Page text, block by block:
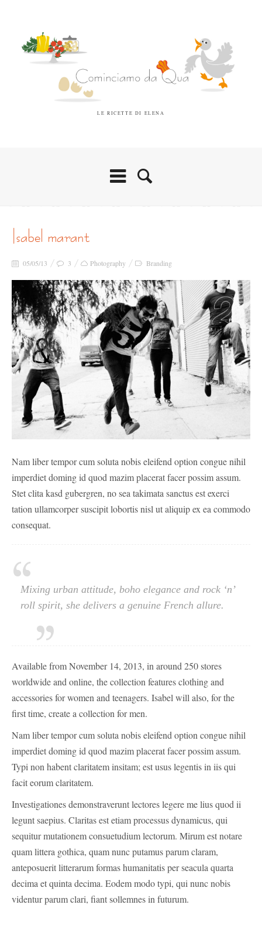
LE RICETTE DI ELENA
isabel marant
05/05/13 3 Photography Branding
Nam liber tempor cum soluta nobis eleifend option congue nihil
imperdiet doming id quod mazim placerat facer possim assum.
Stet clita kasd gubergren, no sea takimata sanctus est exerci
tation ullamcorper suscipit lobortis nisl ut aliquip ex ea commodo
consequat.
Mixing urban attitude, boho elegance and rock ‘n’
roll spirit, she delivers a genuine French allure.
Available from November 14, 2013, in around 250 stores
worldwide and online, the collection features clothing and
accessories for women and teenagers. Isabel will also, for the
first time, create a collection for men.
Nam liber tempor cum soluta nobis eleifend option congue nihil
imperdiet doming id quod mazim placerat facer possim assum.
Typi non habent claritatem insitam; est usus legentis in iis qui
facit eorum claritatem.
Investigationes demonstraverunt lectores legere me lius quod ii
legunt saepius. Claritas est etiam processus dynamicus, qui
sequitur mutationem consuetudium lectorum. Mirum est notare
quam littera gothica, quam nunc putamus parum claram,
anteposuerit litterarum formas humanitatis per seacula quarta
decima et quinta decima. Eodem modo typi, qui nunc nobis
videntur parum clari, fiant sollemnes in futurum.